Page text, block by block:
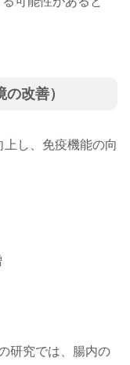
改善）
し、免疫機能の向
研究では、腸内の